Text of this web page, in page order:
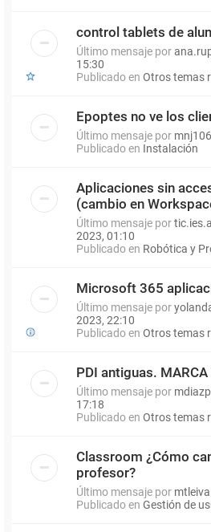
control tablets de
Último mensaje por
15:30
Publicado en Otros temas
Epoptes no ve los
Último mensaje por mnj106
Publicado en Instalación
Aplicaciones sin
(cambio en
Último mensaje por
2023, 01:10
Publicado en Robótica y
Microsoft 365
Último mensaje por
2023, 22:10
Publicado en Otros temas
PDI antiguas. MARCA
Último mensaje por
17:18
Publicado en Otros temas
Classroom ¿Cómo
profesor?
Último mensaje por mtleiva
Publicado en Gestión de